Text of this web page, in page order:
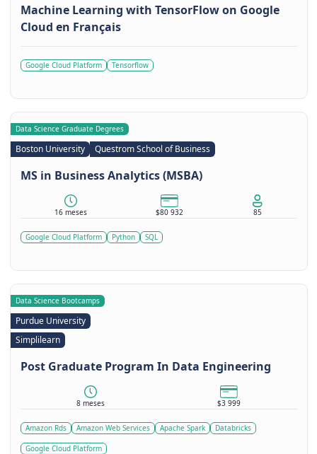
Machine Learning with TensorFlow on Google
Cloud en Français
Google Cloud Platform Tensorflow
Data Science Graduate Degrees
Boston University Questrom School of Business
MS in Business Analytics (MSBA)
16 meses $80 932 85
Google Cloud Platform Python SQL
Data Science Bootcamps
Purdue University
Simplilearn
Post Graduate Program In Data Engineering
8 meses $3 999
Amazon Rds Amazon Web Services Apache Spark Databricks
Google Cloud Platform